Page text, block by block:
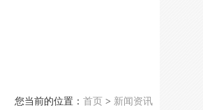
您当前的位置： 首页 > 新闻资讯